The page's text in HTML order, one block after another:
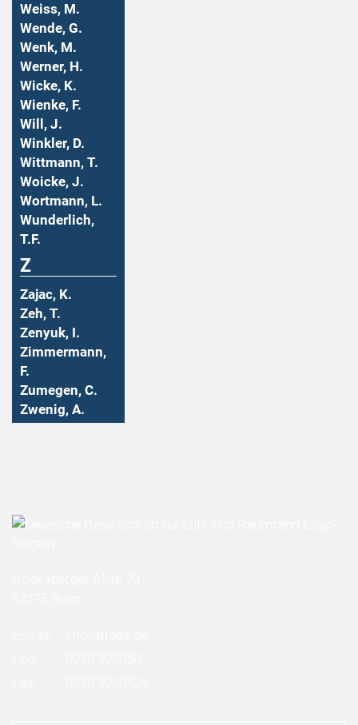
Weiss, M.
Wende, G.
Wenk, M.
Werner, H.
Wicke, K.
Wienke, F.
Will, J.
Winkler, D.
Wittmann, T.
Woicke, J.
Wortmann, L.
Wunderlich,
T.F.
Z
Zajac, K.
Zeh, T.
Zenyuk, I.
Zimmermann,
F.
Zumegen, C.
Zwenig, A.